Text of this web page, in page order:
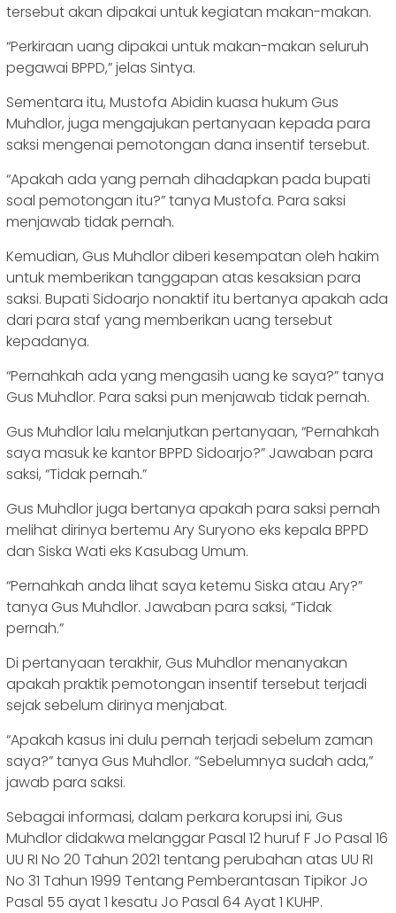
tersebut akan dipakai untuk kegiatan makan-makan.
“Perkiraan uang dipakai untuk makan-makan seluruh
pegawai BPPD,” jelas Sintya.
Sementara itu, Mustofa Abidin kuasa hukum Gus
Muhdlor, juga mengajukan pertanyaan kepada para
saksi mengenai pemotongan dana insentif tersebut.
“Apakah ada yang pernah dihadapkan pada bupati
soal pemotongan itu?” tanya Mustofa. Para saksi
menjawab tidak pernah.
Kemudian, Gus Muhdlor diberi kesempatan oleh hakim
untuk memberikan tanggapan atas kesaksian para
saksi. Bupati Sidoarjo nonaktif itu bertanya apakah ada
dari para staf yang memberikan uang tersebut
kepadanya.
“Pernahkah ada yang mengasih uang ke saya?” tanya
Gus Muhdlor. Para saksi pun menjawab tidak pernah.
Gus Muhdlor lalu melanjutkan pertanyaan, “Pernahkah
saya masuk ke kantor BPPD Sidoarjo?” Jawaban para
saksi, “Tidak pernah.”
Gus Muhdlor juga bertanya apakah para saksi pernah
melihat dirinya bertemu Ary Suryono eks kepala BPPD
dan Siska Wati eks Kasubag Umum.
“Pernahkah anda lihat saya ketemu Siska atau Ary?”
tanya Gus Muhdlor. Jawaban para saksi, “Tidak
pernah.”
Di pertanyaan terakhir, Gus Muhdlor menanyakan
apakah praktik pemotongan insentif tersebut terjadi
sejak sebelum dirinya menjabat.
“Apakah kasus ini dulu pernah terjadi sebelum zaman
saya?” tanya Gus Muhdlor. “Sebelumnya sudah ada,”
jawab para saksi.
Sebagai informasi, dalam perkara korupsi ini, Gus
Muhdlor didakwa melanggar Pasal 12 huruf F Jo Pasal 16
UU RI No 20 Tahun 2021 tentang perubahan atas UU RI
No 31 Tahun 1999 Tentang Pemberantasan Tipikor Jo
Pasal 55 ayat 1 kesatu Jo Pasal 64 Ayat 1 KUHP.